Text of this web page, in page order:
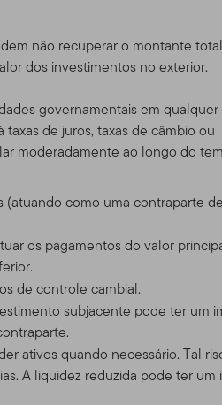
não recuperar o montante
dos investimentos no exterior.
governamentais em qualquer
de juros, taxas de câmbio ou
moderadamente ao longo do
como uma contraparte
os pagamentos do valor
de controle cambial.
subjacente pode ter um
ativos quando necessário. Tal
A liquidez reduzida pode ter um
tal solicitação, oferta,
sobre qualquer
de banco ou consultor
formalmente
nos produtos Franklin
Franklin Templeton
Unidos, o faz por seu